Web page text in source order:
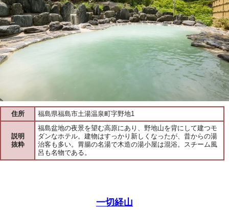
住所 福島県福島市土湯温泉町字野地1
説明
抜粋
福島盆地の夜景を望む高原にあり、野地山を背にして建つモ
ダンなホテル。建物はすっかり新しくなったが、昔からの湯
治客も多い。胃腸の名湯で木造の湯小屋は混浴。スチーム風
呂も名物である。
一切経山